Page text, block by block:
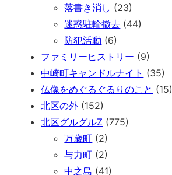
落書き消し (23)
迷惑駐輪撤去 (44)
防犯活動 (6)
ファミリーヒストリー (9)
中崎町キャンドルナイト (35)
仏像をめぐるぐるりのこと (15)
北区の外 (152)
北区グルグルZ (775)
万歳町 (2)
与力町 (2)
中之島 (41)